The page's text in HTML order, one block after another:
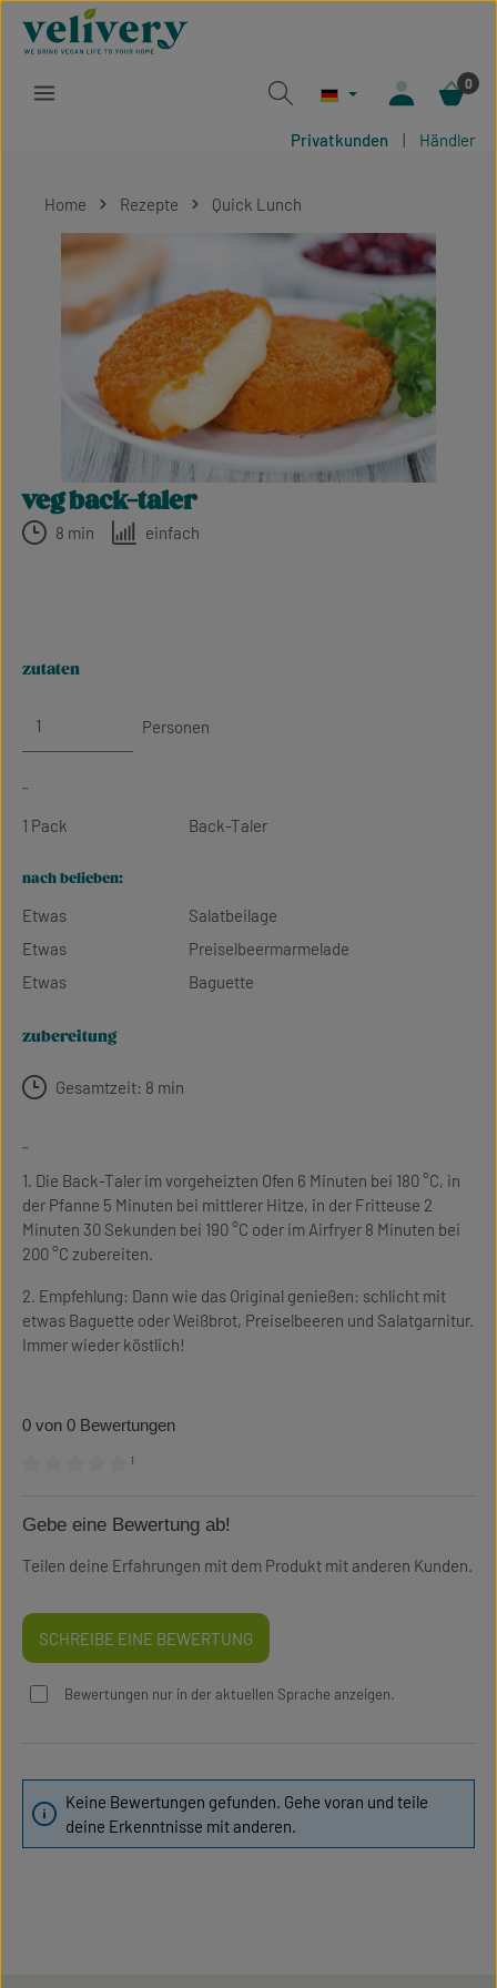
Zum Hauptinhalt springen
0
Privatkunden | Händler
Home Rezepte Quick Lunch
Bildergalerie überspringen
veg back-taler
8 min einfach
zutaten
Personen
-
1 Pack Back-Taler
nach belieben:
Etwas
Salatbeilage
Etwas
Preiselbeermarmelade
Etwas
Baguette
zubereitung
Gesamtzeit: 8 min
-
1. Die Back-Taler im vorgeheizten Ofen 6 Minuten bei 180 °C, in
der Pfanne 5 Minuten bei mittlerer Hitze, in der Fritteuse 2
Minuten 30 Sekunden bei 190 °C oder im Airfryer 8 Minuten bei
200 °C zubereiten.
2. Empfehlung: Dann wie das Original genießen: schlicht mit
etwas Baguette oder Weißbrot, Preiselbeeren und Salatgarnitur.
Immer wieder köstlich!
0 von 0 Bewertungen
¹
Gebe eine Bewertung ab!
Teilen deine Erfahrungen mit dem Produkt mit anderen Kunden.
SCHREIBE EINE BEWERTUNG
Bewertungen nur in der aktuellen Sprache anzeigen.
Keine Bewertungen gefunden. Gehe voran und teile
deine Erkenntnisse mit anderen.